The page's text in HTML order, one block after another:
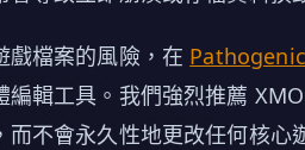
戲檔案的風險，在 Pathogenic
編輯工具。我們強烈推薦
而不會永久性地更改任何核心